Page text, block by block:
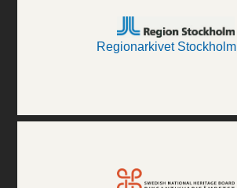
Regionarkivet Stockholm